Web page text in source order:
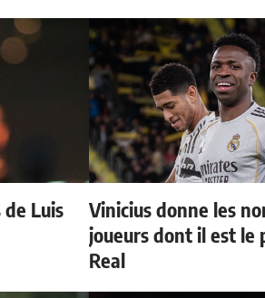
Luis
Vinicius donne les
joueurs dont il est le
Real